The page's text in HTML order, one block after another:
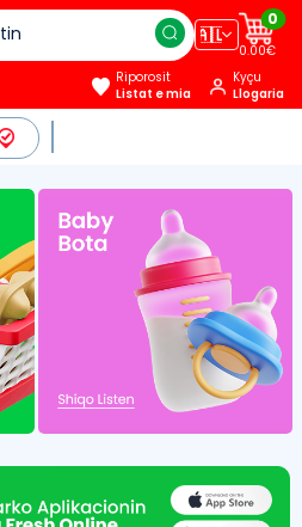
🇦🇱
0
0.00€
Riporosit
Listat e mia
Kyçu
Llogaria